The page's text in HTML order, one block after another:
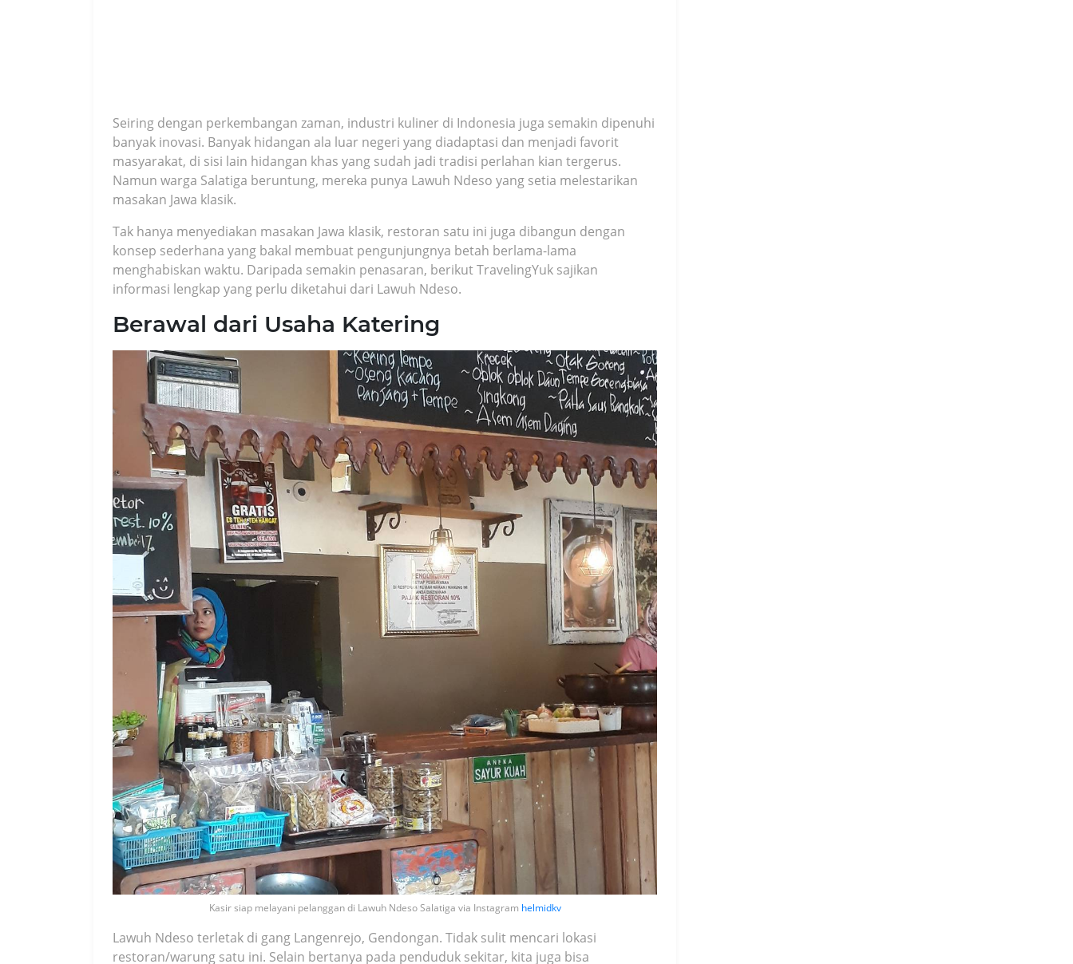
Seiring dengan perkembangan zaman, industri kuliner di Indonesia juga semakin dipenuhi
banyak inovasi. Banyak hidangan ala luar negeri yang diadaptasi dan menjadi favorit
masyarakat, di sisi lain hidangan khas yang sudah jadi tradisi perlahan kian tergerus.
Namun warga Salatiga beruntung, mereka punya Lawuh Ndeso yang setia melestarikan
masakan Jawa klasik.
Tak hanya menyediakan masakan Jawa klasik, restoran satu ini juga dibangun dengan
konsep sederhana yang bakal membuat pengunjungnya betah berlama-lama
menghabiskan waktu. Daripada semakin penasaran, berikut TravelingYuk sajikan
informasi lengkap yang perlu diketahui dari Lawuh Ndeso.
Berawal dari Usaha Katering
Kasir siap melayani pelanggan di Lawuh Ndeso Salatiga via Instagram helmidkv
Lawuh Ndeso terletak di gang Langenrejo, Gendongan. Tidak sulit mencari lokasi
restoran/warung satu ini. Selain bertanya pada penduduk sekitar, kita juga bisa